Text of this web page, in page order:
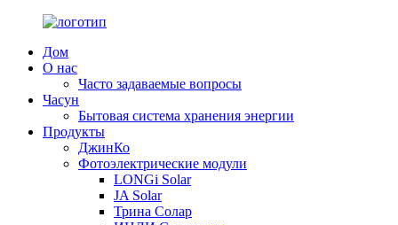
Дом
О нас
Часто задаваемые вопросы
Часун
Бытовая система хранения энергии
Продукты
ДжинКо
Фотоэлектрические модули
LONGi Solar
JA Solar
Трина Солар